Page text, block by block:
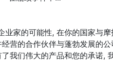
业家的可能性, 在你的国家与
营的合作伙伴与蓬勃发展的
我们伟大的产品和您的承诺,